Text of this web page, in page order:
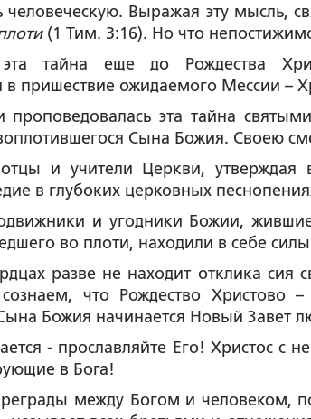
человеческую. Выражая эту мысль,
(1 Тим. 3:16). Но что
эта тайна еще до Рождества
пришествие ожидаемого Мессии –
проповедовалась эта тайна
Сына Божия. Своею
и учители Церкви,
в глубоких церковных
и угодники Божии,
во плоти, находили в себе
разве не находит отклика сия
что Рождество Христово
Божия начинается Новый Завет
- прославляйте Его! Христос с
в Бога!
между Богом и человеком,